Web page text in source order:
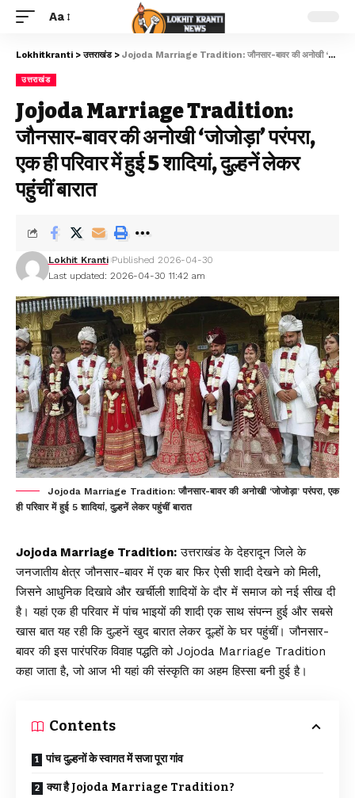
Aa
Lokhitkranti >उत्तराखंड> Jojoda Marriage Tradition: जौनसार-बावर की अनोखी ‘जोजोड़ा’ परंपरा, एक ही परिवार में हुई 5 शादियां, दुल्हनें लेकर पहुंचीं बारात
उत्तराखंड
Jojoda Marriage Tradition:
जौनसार-बावर की अनोखी ‘जोजोड़ा’ परंपरा,
एक ही परिवार में हुई 5 शादियां, दुल्हनें लेकर
पहुंचीं बारात
Last updated: 2026-04-30 11:42 am
Lokhit Kranti Published 2026-04-30
Jojoda Marriage Tradition: जौनसार-बावर की अनोखी ‘जोजोड़ा’ परंपरा, एक
ही परिवार में हुई 5 शादियां, दुल्हनें लेकर पहुंचीं बारात
Jojoda Marriage Tradition: उत्तराखंड के देहरादून जिले के
जनजातीय क्षेत्र जौनसार-बावर में एक बार फिर ऐसी शादी देखने को मिली,
जिसने आधुनिक दिखावे और खर्चीली शादियों के दौर में समाज को नई सीख दी
है। यहां एक ही परिवार में पांच भाइयों की शादी एक साथ संपन्न हुई और सबसे
खास बात यह रही कि दुल्हनें खुद बारात लेकर दूल्हों के घर पहुंचीं। जौनसार-
बावर की इस पारंपरिक विवाह पद्धति को Jojoda Marriage Tradition
कहा जाता है, जो आज भी यहां की संस्कृति का अहम हिस्सा बनी हुई है।
Contents
पांच दुल्हनों के स्वागत में सजा पूरा गांव
क्या है Jojoda Marriage Tradition?